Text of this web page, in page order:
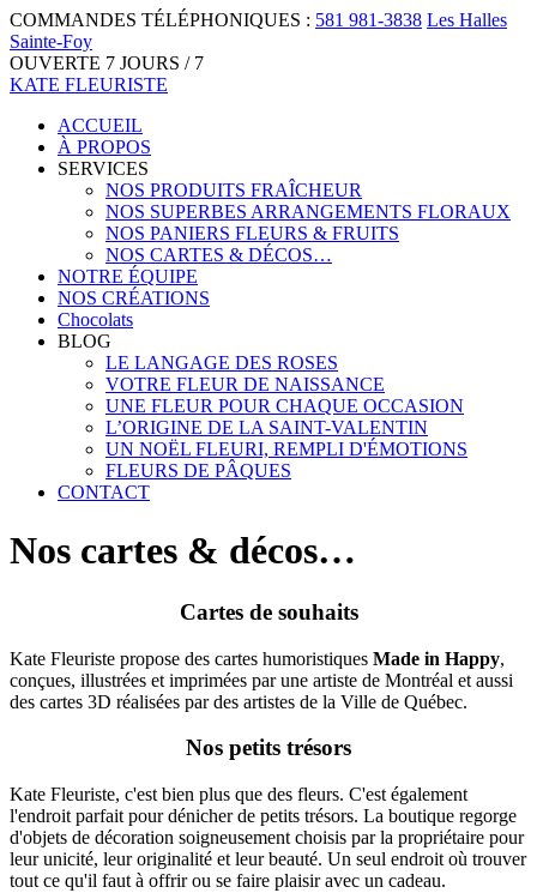
COMMANDES TÉLÉPHONIQUES : 581 981-3838 Les Halles
Sainte-Foy
OUVERTE 7 JOURS / 7
KATE FLEURISTE
ACCUEIL
À PROPOS
SERVICES
NOS PRODUITS FRAÎCHEUR
NOS SUPERBES ARRANGEMENTS FLORAUX
NOS PANIERS FLEURS & FRUITS
NOS CARTES & DÉCOS…
NOTRE ÉQUIPE
NOS CRÉATIONS
Chocolats
BLOG
LE LANGAGE DES ROSES
VOTRE FLEUR DE NAISSANCE
UNE FLEUR POUR CHAQUE OCCASION
L’ORIGINE DE LA SAINT-VALENTIN
UN NOËL FLEURI, REMPLI D'ÉMOTIONS
FLEURS DE PÂQUES
CONTACT
Nos cartes & décos…
Cartes de souhaits
Kate Fleuriste propose des cartes humoristiques Made in Happy,
conçues, illustrées et imprimées par une artiste de Montréal et aussi
des cartes 3D réalisées par des artistes de la Ville de Québec.
Nos petits trésors
Kate Fleuriste, c'est bien plus que des fleurs. C'est également
l'endroit parfait pour dénicher de petits trésors. La boutique regorge
d'objets de décoration soigneusement choisis par la propriétaire pour
leur unicité, leur originalité et leur beauté. Un seul endroit où trouver
tout ce qu'il faut à offrir ou se faire plaisir avec un cadeau.